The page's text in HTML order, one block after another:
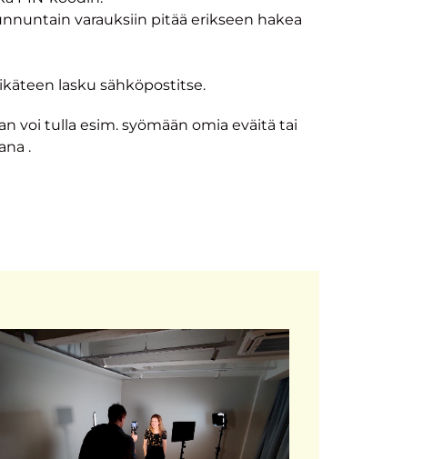
varauksiin pitää erikseen hakea
lasku sähköpostitse.
voi tulla esim. syömään omia eväitä tai
.